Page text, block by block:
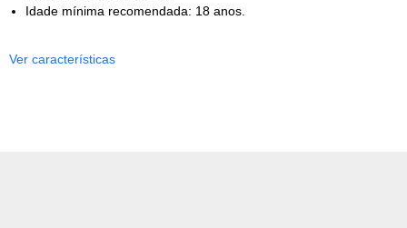
Idade mínima recomendada: 18 anos.
Ver características